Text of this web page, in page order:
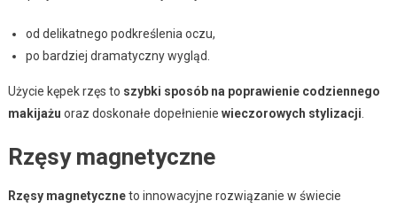
od delikatnego podkreślenia oczu,
po bardziej dramatyczny wygląd.
Użycie kępek rzęs to szybki sposób na poprawienie codziennego
makijażu oraz doskonałe dopełnienie wieczorowych stylizacji
Rzęsy magnetyczne
Rzęsy magnetyczneto innowacyjne rozwiązanie w świecie